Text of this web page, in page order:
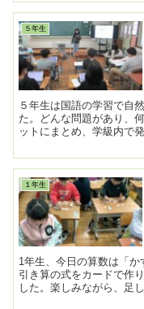
５年生
５年生は国語の学習で自
た。どんな問題があり、
ットにまとめ、学級内で
１年生
1年生、今日の算数は「
引き算の式をカードで作
した。楽しみながら、足